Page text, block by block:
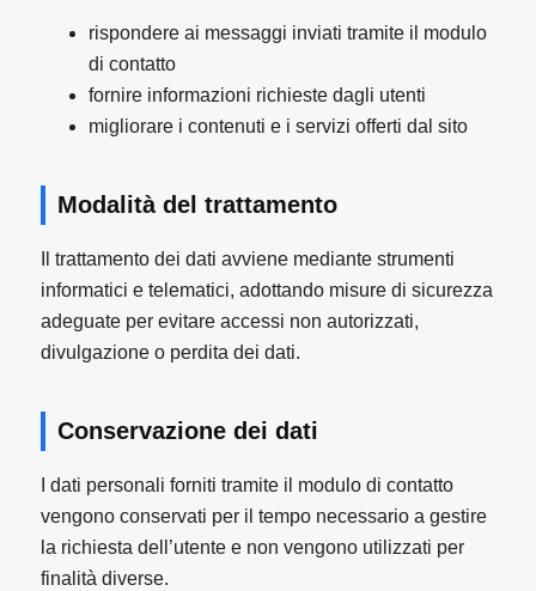
rispondere ai messaggi inviati tramite il modulo
di contatto
fornire informazioni richieste dagli utenti
migliorare i contenuti e i servizi offerti dal sito
Modalità del trattamento
Il trattamento dei dati avviene mediante strumenti
informatici e telematici, adottando misure di sicurezza
adeguate per evitare accessi non autorizzati,
divulgazione o perdita dei dati.
Conservazione dei dati
I dati personali forniti tramite il modulo di contatto
vengono conservati per il tempo necessario a gestire
la richiesta dell’utente e non vengono utilizzati per
finalità diverse.